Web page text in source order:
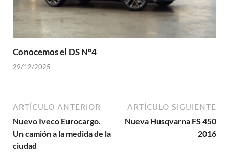
Conocemos el DS N°4
29/12/2025
ARTÍCULO ANTERIOR
Nuevo Iveco Eurocargo.
Un camión a la medida de la
ciudad
ARTÍCULO SIGUIENTE
Nueva Husqvarna FS 450
2016